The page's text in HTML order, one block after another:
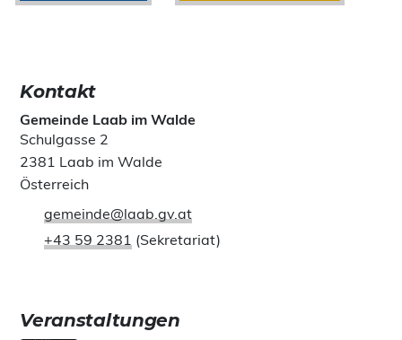
Kontakt
Gemeinde Laab im Walde
Schulgasse 2
2381 Laab im Walde
Österreich
gemeinde@laab.gv.at
+43 59 2381 (Sekretariat)
Veranstaltungen